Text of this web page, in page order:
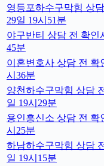
영등포하수구막힘 상
29일 19시51분
야구반티 상담 전 확인
45분
이혼변호사 상담 전 확
시36분
양천하수구막힘 상담
일 19시29분
용인흥신소 상담 전 확
시25분
하남하수구막힘 상담
일 19시15분